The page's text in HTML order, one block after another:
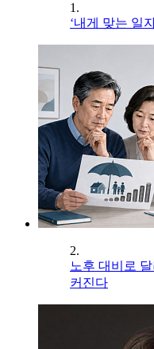
1.
‘내게 맞는 일
2.
노후 대비로
커진다